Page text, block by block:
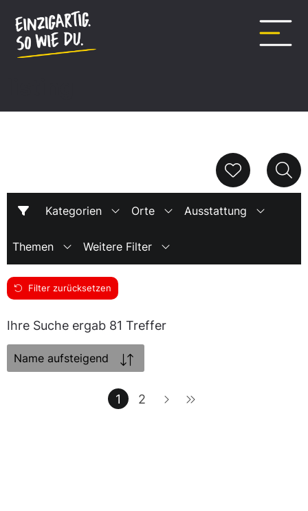
springen
Kategorien Orte Ausstattung
Themen Weitere Filter
Filter zurücksetzen
Ihre Suche ergab 81 Treffer
Sortierung:
1 2